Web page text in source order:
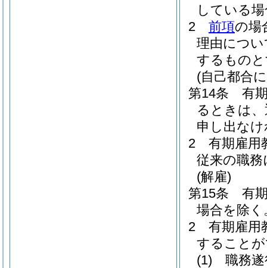
している
2
前項の場
理由につ
するもの
(自己都合
第14条
有
るときは
申し出な
2
有期雇用
従来の職
(解雇)
第15条
有
場合を除く
2
有期雇用
すること
(1)
職務